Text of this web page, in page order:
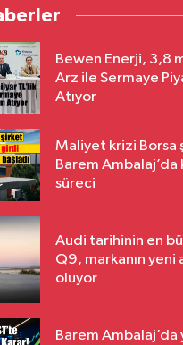
Bewen Enerji, 3,8
Arz ile Sermaye
Atıyor
Maliyet krizi Borsa
Barem
süreci
Audi tarihinin en
Q9, markanın yeni
oluyor
Barem